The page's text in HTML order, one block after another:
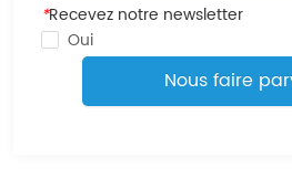
*Recevez notre newsletter
Oui
Nous faire